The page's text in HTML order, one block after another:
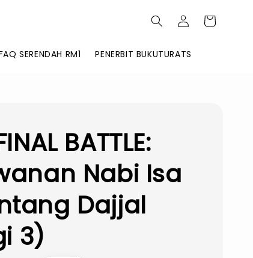
SERENDAH RM1 PENERBIT BUKUTURATS
BATTLE:
Nabi Isa
Dajjal
3)